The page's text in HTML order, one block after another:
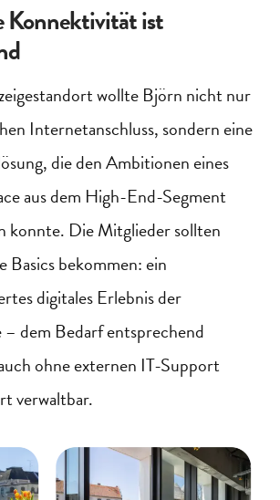
Konnektivität ist
wollte Björn nicht nur
Internetanschluss, sondern eine
die den Ambitionen eines
aus dem High-End-Segment
konnte. Die Mitglieder sollten
Basics bekommen: ein
digitales Erlebnis der
– dem Bedarf entsprechend
ohne externen IT-Support
verwaltbar.